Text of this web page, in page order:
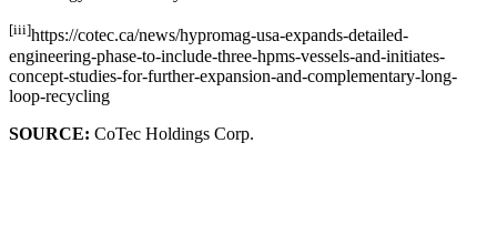
[iii]https://cotec.ca/news/hypromag-usa-expands-detailed-
engineering-phase-to-include-three-hpms-vessels-and-initiates-
concept-studies-for-further-expansion-and-complementary-long-
loop-recycling
SOURCE: CoTec Holdings Corp.